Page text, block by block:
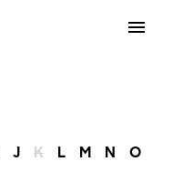
J K L M N O